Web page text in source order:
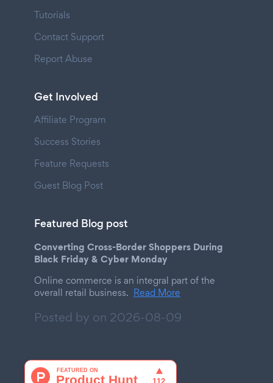
Tutorials
Contact Support
Report Abuse
Get Involved
Affiliate Program
Success Stories
Feature Requests
Guest Blog Post
Featured Blog post
Converting Cross-Border Shoppers During
Black Friday & Cyber Monday
Online commerce is an integral part of the
overall retail business. Read More
Posted by on 2026-08-09